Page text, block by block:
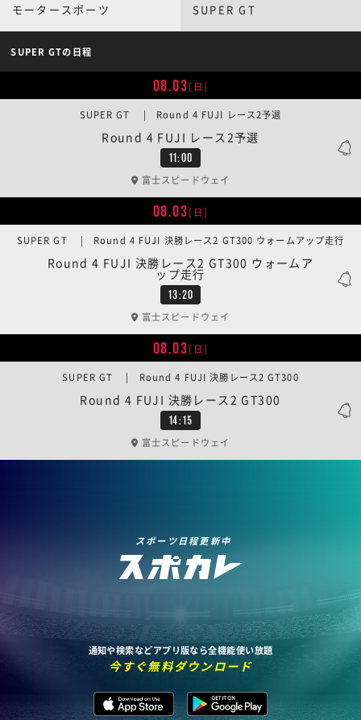
モータースポーツ SUPER GT
SUPER GTの日程
08.03[日]
11:00
Round 4 FUJI レース2予選
SUPER GT | Round 4 FUJI レース2予選
富士スピードウェイ
08.03[日]
13:20
Round 4 FUJI 決勝レース2 GT300 ウォームア
ップ走行
SUPER GT | Round 4 FUJI 決勝レース2 GT300 ウォームアップ走行
富士スピードウェイ
08.03[日]
14:15
Round 4 FUJI 決勝レース2 GT300
SUPER GT | Round 4 FUJI 決勝レース2 GT300
富士スピードウェイ
スポーツ日程更新中
通知や検索などアプリ版なら全機能使い放題
今すぐ無料ダウンロード